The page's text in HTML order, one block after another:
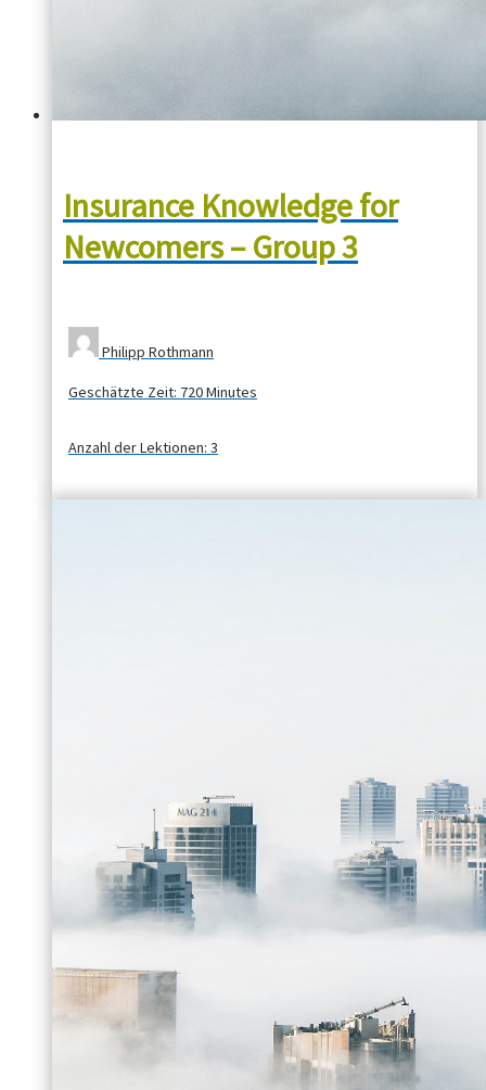
Insurance Knowledge for
Newcomers – Group 3
Philipp Rothmann
Geschätzte Zeit: 720 Minutes
Anzahl der Lektionen: 3